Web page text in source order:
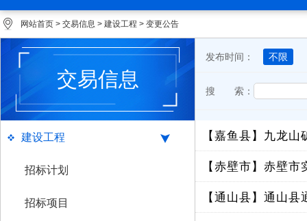
网站首页 > 交易信息 > 建设工程 > 变更公告
交易信息
建设工程
招标计划
招标项目
发布时间： 不限
搜 索：
【嘉鱼县】
【赤壁市】 赤壁市
【通山县】 通山县